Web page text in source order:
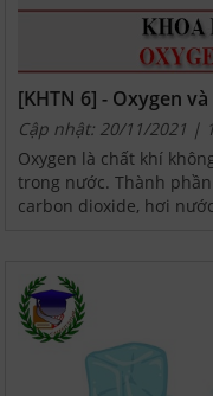
[KHTN 6] - Oxygen
Cập nhật: 20/11/2021 |
Oxygen là chất khí
trong nước. Thành
carbon dioxide, hơi